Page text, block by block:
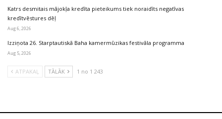
Katrs desmitais mājokļa kredīta pieteikums tiek noraidīts negatīvas
kredītvēstures dēļ
Aug 6, 2026
Izziņota 26. Starptautiskā Baha kamermūzikas festivāla programma
Aug 5, 2026
ATPAKAĻ TĀLĀK 1 no 1 243